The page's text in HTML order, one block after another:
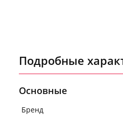
Подробные
Основные
Бренд